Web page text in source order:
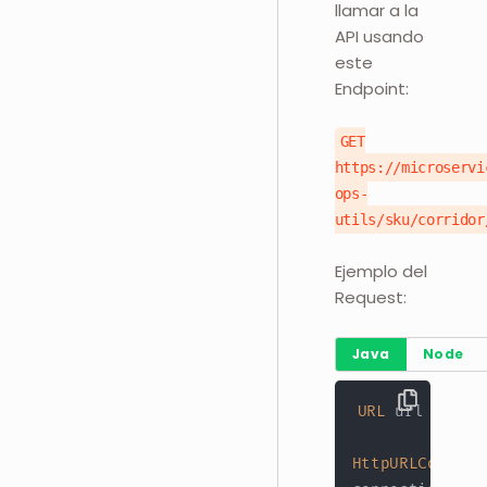
llamar a la
API usando
este
Endpoint:
GET
https://
ops-
utils/sku/
Ejemplo del
Request:
Java Node
URL url